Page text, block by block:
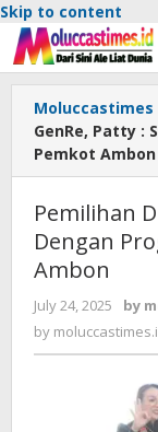
Skip to content
Moluccastimes
GenRe, Patty :
Pemkot Ambon
Pemilihan
Dengan
Ambon
July 24, 2025 by
by